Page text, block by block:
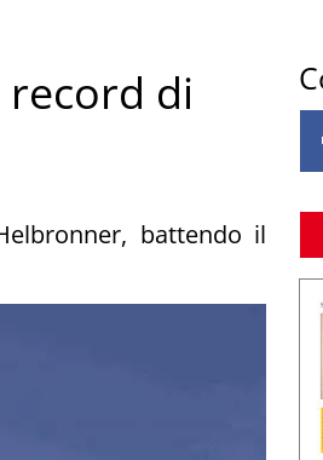
di
battendo il